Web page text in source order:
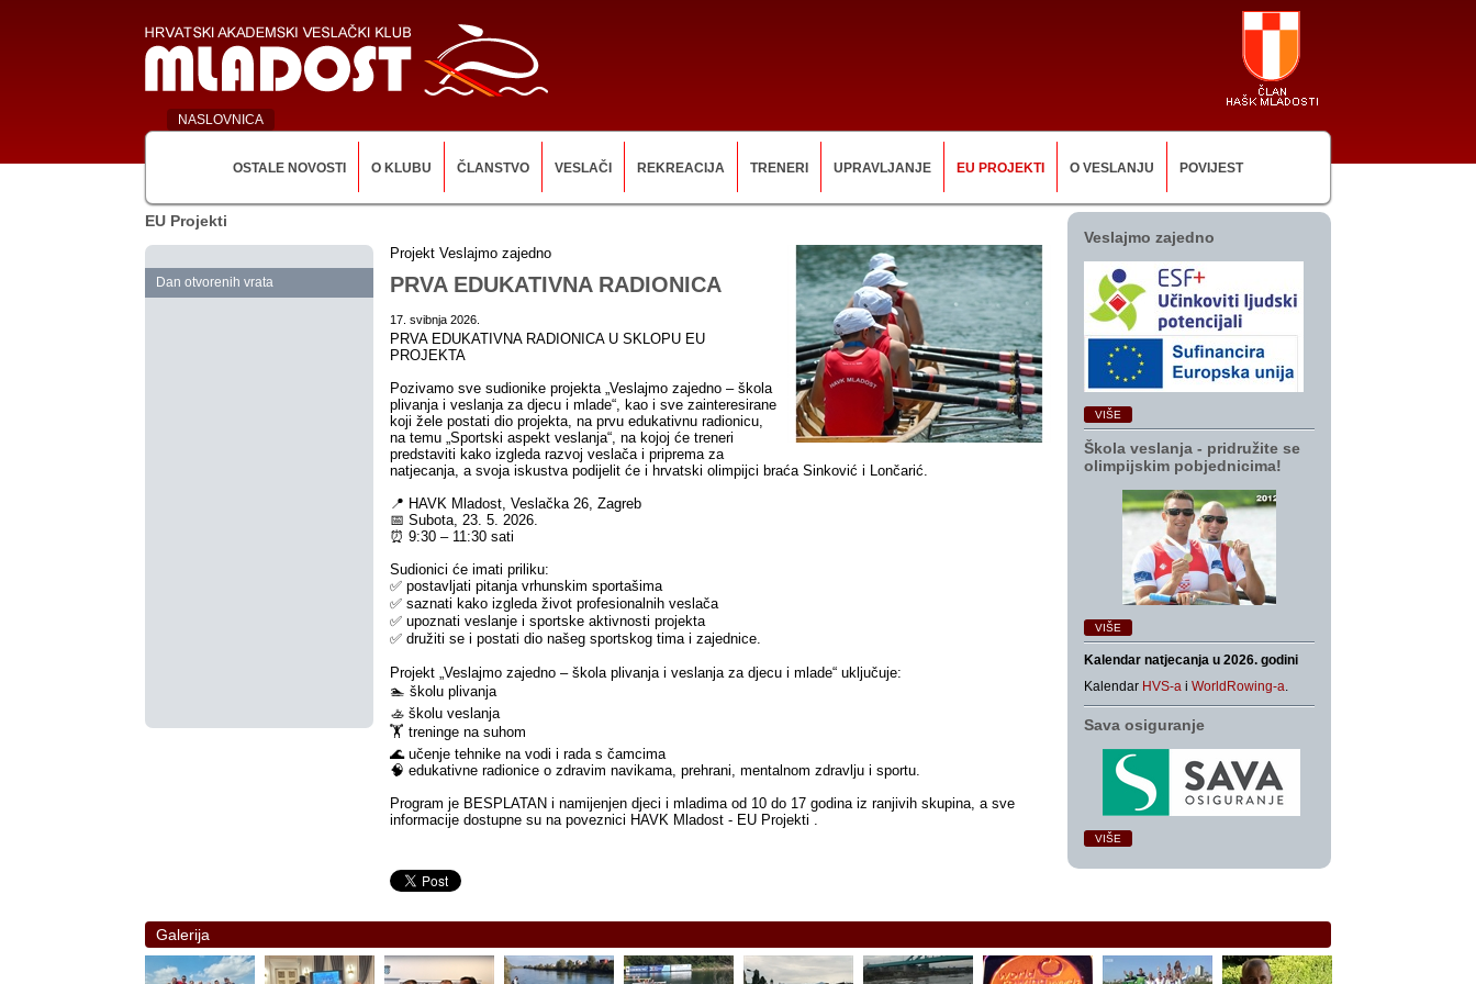
NASLOVNICA
OSTALE NOVOSTI O KLUBU ČLANSTVO VESLAČI REKREACIJA TRENERI UPRAVLJANJE EU PROJEKTI O VESLANJU POVIJEST
EU Projekti
Dan otvorenih vrata
Projekt Veslajmo zajedno
PRVA EDUKATIVNA RADIONICA
17. svibnja 2026.
PRVA EDUKATIVNA RADIONICA U SKLOPU EU
PROJEKTA
Pozivamo sve sudionike projekta „Veslajmo zajedno – škola
plivanja i veslanja za djecu i mlade“, kao i sve zainteresirane
koji žele postati dio projekta, na prvu edukativnu radionicu,
na temu „Sportski aspekt veslanja“, na kojoj će treneri
predstaviti kako izgleda razvoj veslača i priprema za
natjecanja, a svoja iskustva podijelit će i hrvatski olimpijci braća Sinković i Lončarić.
📍 HAVK Mladost, Veslačka 26, Zagreb
📅 Subota, 23. 5. 2026.
⏰ 9:30 – 11:30 sati
Sudionici će imati priliku:
✅ postavljati pitanja vrhunskim sportašima
✅ saznati kako izgleda život profesionalnih veslača
✅ upoznati veslanje i sportske aktivnosti projekta
✅ družiti se i postati dio našeg sportskog tima i zajednice.
Projekt „Veslajmo zajedno – škola plivanja i veslanja za djecu i mlade“ uključuje:
🏊 školu plivanja
🚣 školu veslanja
🏋️ treninge na suhom
🌊 učenje tehnike na vodi i rada s čamcima
🧠 edukativne radionice o zdravim navikama, prehrani, mentalnom zdravlju i sportu.
Program je BESPLATAN i namijenjen djeci i mladima od 10 do 17 godina iz ranjivih skupina, a sve
informacije dostupne su na poveznici HAVK Mladost - EU Projekti .
Veslajmo zajedno
VIŠE
Škola veslanja ‑ pridružite se
olimpijskim pobjednicima!
VIŠE
Kalendar natjecanja u 2026. godini
Kalendar HVS-a i WorldRowing-a.
Sava osiguranje
VIŠE
Galerija